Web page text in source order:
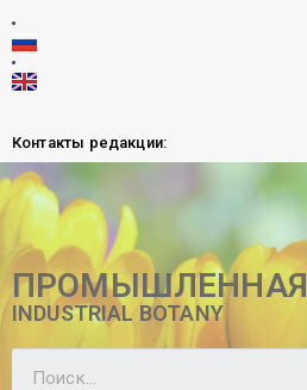
Контакты редакции:
INDUSTRIAL BOTANY